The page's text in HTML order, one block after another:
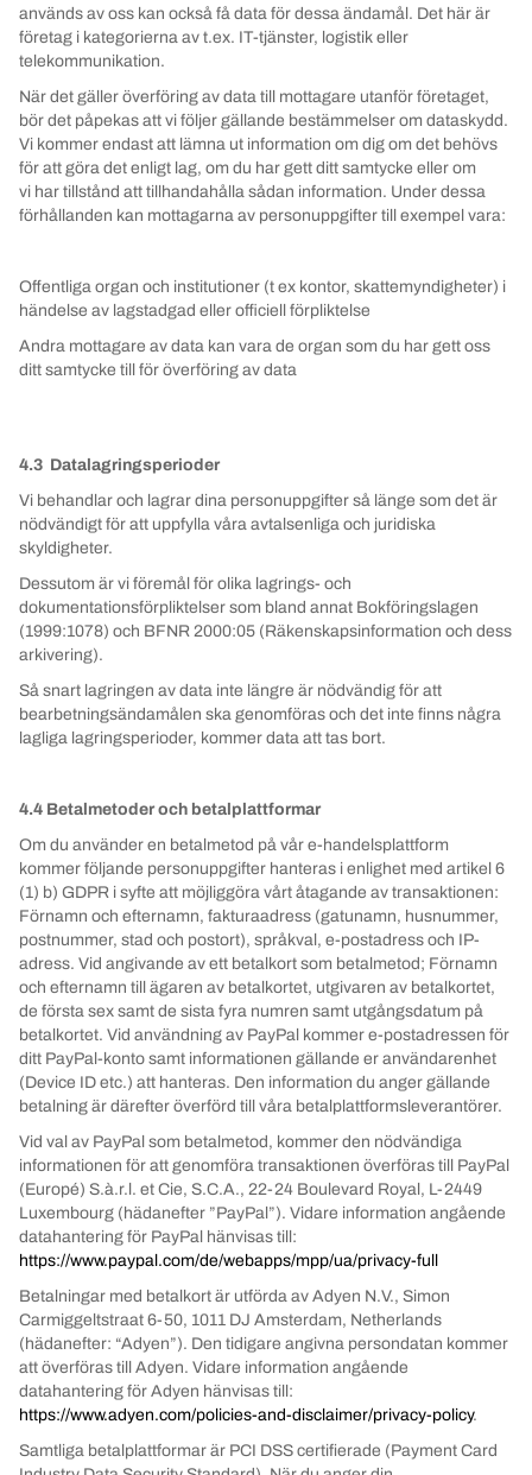
används av oss kan också få data för dessa ändamål. Det här är
företag i kategorierna av t.ex. IT-tjänster, logistik eller
telekommunikation.
När det gäller överföring av data till mottagare utanför företaget,
bör det påpekas att vi följer gällande bestämmelser om dataskydd.
Vi kommer endast att lämna ut information om dig om det behövs
för att göra det enligt lag, om du har gett ditt samtycke eller om
vi har tillstånd att tillhandahålla sådan information. Under dessa
förhållanden kan mottagarna av personuppgifter till exempel vara:
Offentliga organ och institutioner (t ex kontor, skattemyndigheter) i
händelse av lagstadgad eller officiell förpliktelse
Andra mottagare av data kan vara de organ som du har gett oss
ditt samtycke till för överföring av data
4.3 Datalagringsperioder
Vi behandlar och lagrar dina personuppgifter så länge som det är
nödvändigt för att uppfylla våra avtalsenliga och juridiska
skyldigheter.
Dessutom är vi föremål för olika lagrings- och
dokumentationsförpliktelser som bland annat Bokföringslagen
(1999:1078) och BFNR 2000:05 (Räkenskapsinformation och dess
arkivering).
Så snart lagringen av data inte längre är nödvändig för att
bearbetningsändamålen ska genomföras och det inte finns några
lagliga lagringsperioder, kommer data att tas bort.
4.4 Betalmetoder och betalplattformar
Om du använder en betalmetod på vår e-handelsplattform
kommer följande personuppgifter hanteras i enlighet med artikel 6
(1) b) GDPR i syfte att möjliggöra vårt åtagande av transaktionen:
Förnamn och efternamn, fakturaadress (gatunamn, husnummer,
postnummer, stad och postort), språkval, e-postadress och IP-
adress. Vid angivande av ett betalkort som betalmetod; Förnamn
och efternamn till ägaren av betalkortet, utgivaren av betalkortet,
de första sex samt de sista fyra numren samt utgångsdatum på
betalkortet. Vid användning av PayPal kommer e-postadressen för
ditt PayPal-konto samt informationen gällande er användarenhet
(Device ID etc.) att hanteras. Den information du anger gällande
betalning är därefter överförd till våra betalplattformsleverantörer.
Vid val av PayPal som betalmetod, kommer den nödvändiga
informationen för att genomföra transaktionen överföras till PayPal
(Europé) S.à.r.l. et Cie, S.C.A., 22-24 Boulevard Royal, L-2449
Luxembourg (hädanefter ”PayPal”). Vidare information angående
datahantering för PayPal hänvisas till:
https://www.paypal.com/de/webapps/mpp/ua/privacy-full
Betalningar med betalkort är utförda av Adyen N.V., Simon
Carmiggeltstraat 6-50, 1011 DJ Amsterdam, Netherlands
(hädanefter: “Adyen”). Den tidigare angivna persondatan kommer
att överföras till Adyen. Vidare information angående
datahantering för Adyen hänvisas till:
https://www.adyen.com/policies-and-disclaimer/privacy-policy.
Samtliga betalplattformar är PCI DSS certifierade (Payment Card